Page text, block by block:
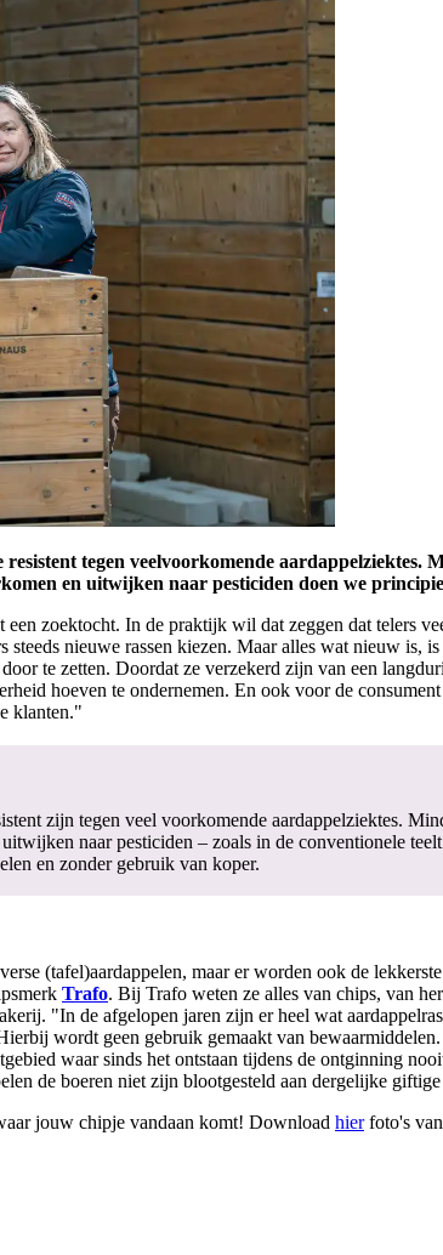
tegen veelvoorkomende aardappelziektes.
en uitwijken naar pesticiden doen we
zoektocht. In de praktijk wil dat zeggen dat telers
nieuwe rassen kiezen. Maar alles wat nieuw is,
te zetten. Doordat ze verzekerd zijn van een
hoeven te ondernemen. En ook voor de
klanten."
zijn tegen veel voorkomende aardappelziektes.
naar pesticiden – zoals in de conventionele
en zonder gebruik van koper.
(tafel)aardappelen, maar er worden ook de
Trafo. Bij Trafo weten ze alles van chips, van
"In de afgelopen jaren zijn er heel wat
wordt geen gebruik gemaakt van
waar sinds het ontstaan tijdens de ontginning
de boeren niet zijn blootgesteld aan dergelijke
jouw chipje vandaan komt! Download hierfoto's van